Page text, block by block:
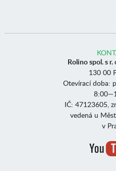
Rolino spol. s r.
130 00
Otevírací doba:
IČ: 47123605,
vedená u
v